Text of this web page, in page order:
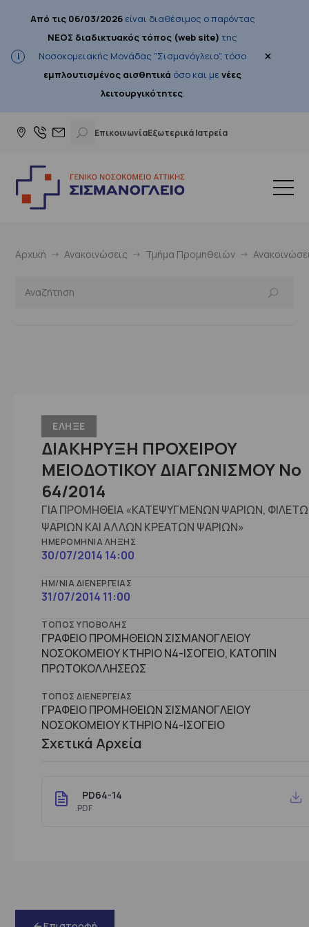
Από τις 06/03/2026είναι διαθέσιμος ο παρόντας
ΝΕΟΣ διαδικτυακός τόπος (web site) της
Νοσοκομειακής Μονάδας "Σισμανόγλειο", τόσο
εμπλουτισμένος αισθητικά όσο και μενέες
λειτουργικότητες.
×
ΕπικοινωνίαΕξωτερικά Ιατρεία
Αρχική Ανακοινώσεις Τμήμα Προμηθειών
ΕΛΗΞΕ
ΔΙΑΚΗΡΥΞΗ ΠΡΟΧΕΙΡΟΥ
ΜΕΙΟΔΟΤΙΚΟΥ ΔΙΑΓΩΝΙΣΜΟΥ Νο
64/2014
ΓΙΑ ΠΡΟΜΗΘΕΙΑ «ΚΑΤΕΨΥΓΜΕΝΩΝ ΨΑΡΙΩΝ,
ΨΑΡΙΩΝ ΚΑΙ ΑΛΛΩΝ ΚΡΕΑΤΩΝ ΨΑΡΙΩΝ»
ΗΜΕΡΟΜΗΝΊΑ ΛΉΞΗΣ
30/07/2014 14:00
ΗΜ/ΝΊΑ ΔΙΕΝΈΡΓΕΙΑΣ
31/07/2014 11:00
ΤΌΠΟΣ ΥΠΟΒΟΛΉΣ
ΓΡΑΦΕΙΟ ΠΡΟΜΗΘΕΙΩΝ ΣΙΣΜΑΝΟΓΛΕΙΟΥ
ΝΟΣΟΚΟΜΕΙΟΥ ΚΤΗΡΙΟ Ν4-ΙΣΟΓΕΙΟ, ΚΑΤΟΠΙΝ
ΠΡΩΤΟΚΟΛΛΗΣΕΩΣ
ΤΌΠΟΣ ΔΙΕΝΈΡΓΕΙΑΣ
ΓΡΑΦΕΙΟ ΠΡΟΜΗΘΕΙΩΝ ΣΙΣΜΑΝΟΓΛΕΙΟΥ
ΝΟΣΟΚΟΜΕΙΟΥ ΚΤΗΡΙΟ Ν4-ΙΣΟΓΕΙΟ
Σχετικά Αρχεία
PD64-14
.PDF